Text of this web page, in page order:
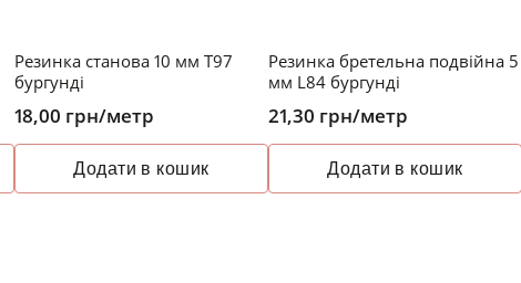
Резинка станова 10 мм T97
бургунді
18,00 грн/метр
Додати в кошик
Резинка бретельна подвійна 5
мм L84 бургунді
21,30 грн/метр
Додати в кошик